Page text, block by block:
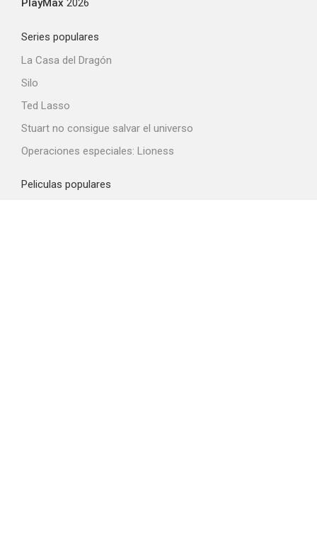
PlayMax 2026
Series populares
La Casa del Dragón
Silo
Ted Lasso
Stuart no consigue salvar el universo
Operaciones especiales: Lioness
Peliculas populares